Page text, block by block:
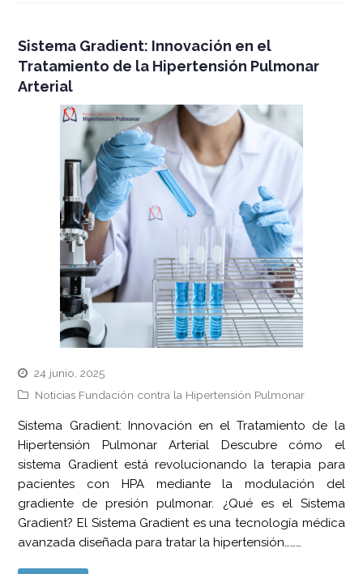
Sistema Gradient: Innovación en el
Tratamiento de la Hipertensión Pulmonar
Arterial
24 junio, 2025
Noticias Fundación contra la Hipertensión Pulmonar
Sistema Gradient: Innovación en el Tratamiento de la
Hipertensión Pulmonar Arterial Descubre cómo el
sistema Gradient está revolucionando la terapia para
pacientes con HPA mediante la modulación del
gradiente de presión pulmonar. ¿Qué es el Sistema
Gradient? El Sistema Gradient es una tecnología médica
avanzada diseñada para tratar la hipertensión………